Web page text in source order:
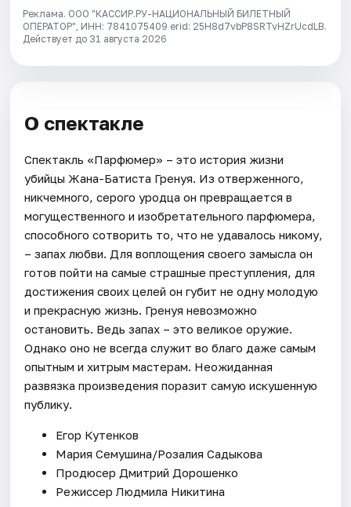
Реклама. ООО "КАССИР.РУ-НАЦИОНАЛЬНЫЙ БИЛЕТНЫЙ
ОПЕРАТОР", ИНН: 7841075409 erid: 25H8d7vbP8SRTvHZrUcdLB.
Действует до 31 августа 2026
О спектакле
Спектакль «Парфюмер» – это история жизни
убийцы Жана-Батиста Гренуя. Из отверженного,
никчемного, серого уродца он превращается в
могущественного и изобретательного парфюмера,
способного сотворить то, что не удавалось никому,
– запах любви. Для воплощения своего замысла он
готов пойти на самые страшные преступления, для
достижения своих целей он губит не одну молодую
и прекрасную жизнь. Гренуя невозможно
остановить. Ведь запах – это великое оружие.
Однако оно не всегда служит во благо даже самым
опытным и хитрым мастерам. Неожиданная
развязка произведения поразит самую искушенную
публику.
Егор Кутенков
Мария Семушина/Розалия Садыкова
Продюсер Дмитрий Дорошенко
Режиссер Людмила Никитина